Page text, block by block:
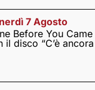
7 Agosto
Before You
il disco “C’è